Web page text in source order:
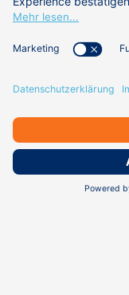
ÜBER UNS
KARRIERE